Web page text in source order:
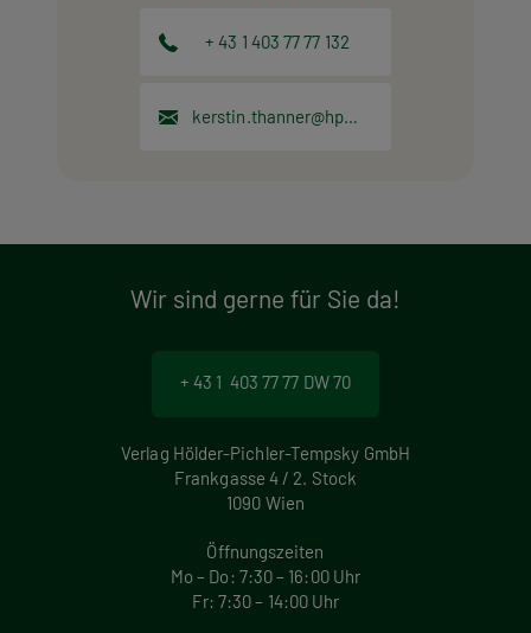
+ 43 1 403 77 77 132
Wir sind gerne für Sie da!
+ 43 1 403 77 77 DW 70
Verlag Hölder-Pichler-Tempsky GmbH
Frankgasse 4 / 2. Stock
1090 Wien
Öffnungszeiten
Mo – Do: 7:30 – 16:00 Uhr
Fr: 7:30 – 14:00 Uhr